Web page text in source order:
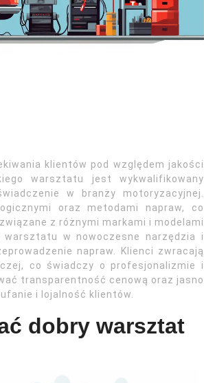
klientów pod względem jakości
warsztatu jest wykwalifikowany
w branży motoryzacyjnej.
oraz metodami napraw, co
z różnymi markami i modelami
w nowoczesne narzędzia i
napraw. Klienci zwracają
co świadczy o profesjonalizmie i
transparentność cenową oraz jasno
i lojalność klientów.
dobry warsztat